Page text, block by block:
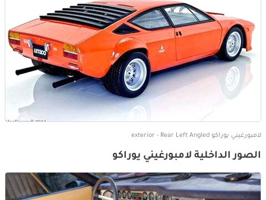
لامبورغيني يوراكو exterior - Rear Left Angled
الصور الداخلية لامبورغيني يوراكو